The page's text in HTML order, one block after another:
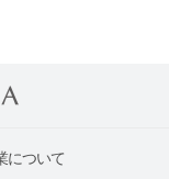
について